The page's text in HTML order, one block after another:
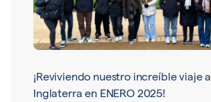
¡Reviviendo nuestro increíble viaje a
Inglaterra en ENERO 2025!